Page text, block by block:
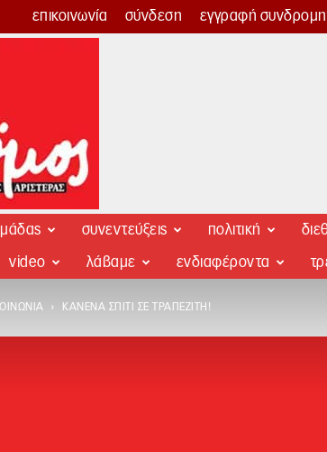
επικοινωνία σύνδεση εγγραφή
συνεντεύξεις πολιτική
video λάβαμε ενδιαφέροντα
ΚΑΝΈΝΑ ΣΠΊΤΙ ΣΕ ΤΡΑΠΕΖΊΤΗ!